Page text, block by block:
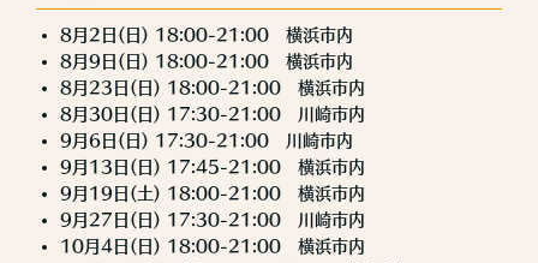
8月2日(日) 18:00-21:00 横浜市内
8月9日(日) 18:00-21:00 横浜市内
8月23日(日) 18:00-21:00 横浜市内
8月30日(日) 17:30-21:00 川崎市内
9月6日(日) 17:30-21:00 川崎市内
9月13日(日) 17:45-21:00 横浜市内
9月19日(土) 18:00-21:00 横浜市内
9月27日(日) 17:30-21:00 川崎市内
10月4日(日) 18:00-21:00 横浜市内